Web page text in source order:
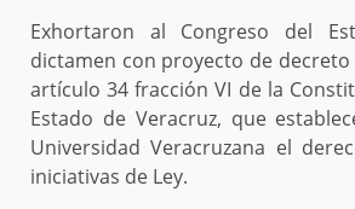
Exhortaron al Congreso del
dictamen con proyecto de
artículo 34 fracción VI de la
Estado de Veracruz, que
Universidad Veracruzana el
iniciativas de Ley.